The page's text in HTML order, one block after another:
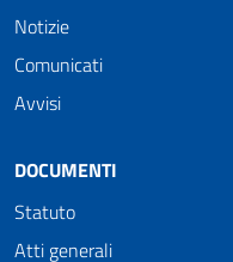
Notizie
Comunicati
Avvisi
DOCUMENTI
Statuto
Atti generali